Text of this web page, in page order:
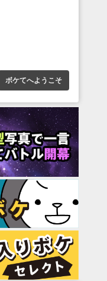
ボケてへようこそ